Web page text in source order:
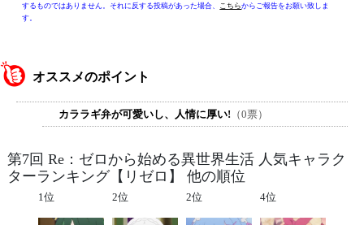
するものではありません。それに反する投稿があった場合、 こちらからご報告をお願い致しま
す。
オススメのポイント
カララギ弁が可愛いし、人情に厚い! （0票）
第7回 Re：ゼロから始める異世界生活 人気キャラク
ターランキング【リゼロ】 他の順位
1位 2位 2位 4位